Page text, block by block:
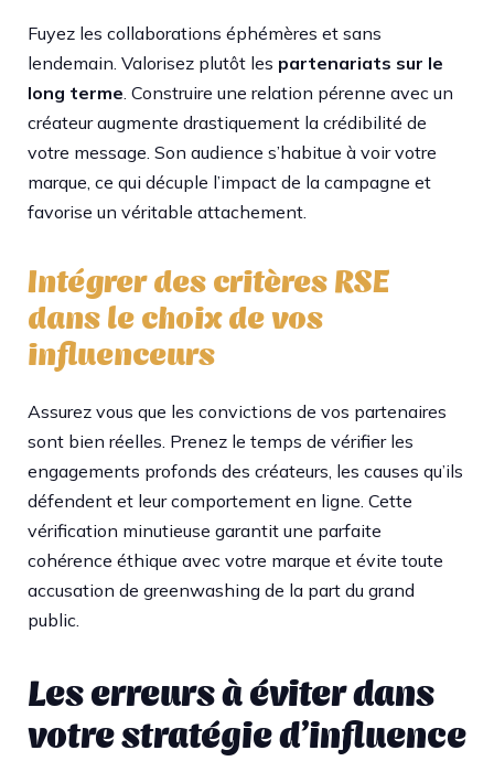
Fuyez les collaborations éphémères et sans
lendemain. Valorisez plutôt les partenariats sur le
long terme . Construire une relation pérenne avec un
créateur augmente drastiquement la crédibilité de
votre message. Son audience s’habitue à voir votre
marque, ce qui décuple l’impact de la campagne et
favorise un véritable attachement.
Intégrer des critères RSE
dans le choix de vos
influenceurs
Assurez vous que les convictions de vos partenaires
sont bien réelles. Prenez le temps de vérifier les
engagements profonds des créateurs, les causes qu’ils
défendent et leur comportement en ligne. Cette
vérification minutieuse garantit une parfaite
cohérence éthique avec votre marque et évite toute
accusation de greenwashing de la part du grand
public.
Les erreurs à éviter dans
votre stratégie d’influence